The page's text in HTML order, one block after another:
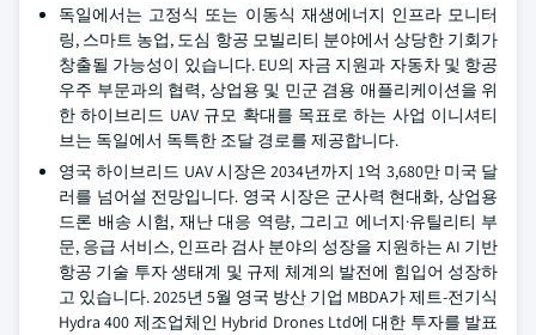
독일에서는 고정식 또는 이동식 재생에너지 인프라 모니터
링, 스마트 농업, 도심 항공 모빌리티 분야에서 상당한 기회가
창출될 가능성이 있습니다. EU의 자금 지원과 자동차 및 항공
우주 부문과의 협력, 상업용 및 민군 겸용 애플리케이션을 위
한 하이브리드 UAV 규모 확대를 목표로 하는 사업 이니셔티
브는 독일에서 독특한 조달 경로를 제공합니다.
영국 하이브리드 UAV 시장은 2034년까지 1억 3,680만 미국 달
러를 넘어설 전망입니다. 영국 시장은 군사력 현대화, 상업용
드론 배송 시험, 재난 대응 역량, 그리고 에너지·유틸리티 부
문, 응급 서비스, 인프라 검사 분야의 성장을 지원하는 AI 기반
항공 기술 투자 생태계 및 규제 체계의 발전에 힘입어 성장하
고 있습니다. 2025년 5월 영국 방산 기업 MBDA가 제트-전기식
Hydra 400 제조업체인 Hybrid Drones Ltd에 대한 투자를 발표